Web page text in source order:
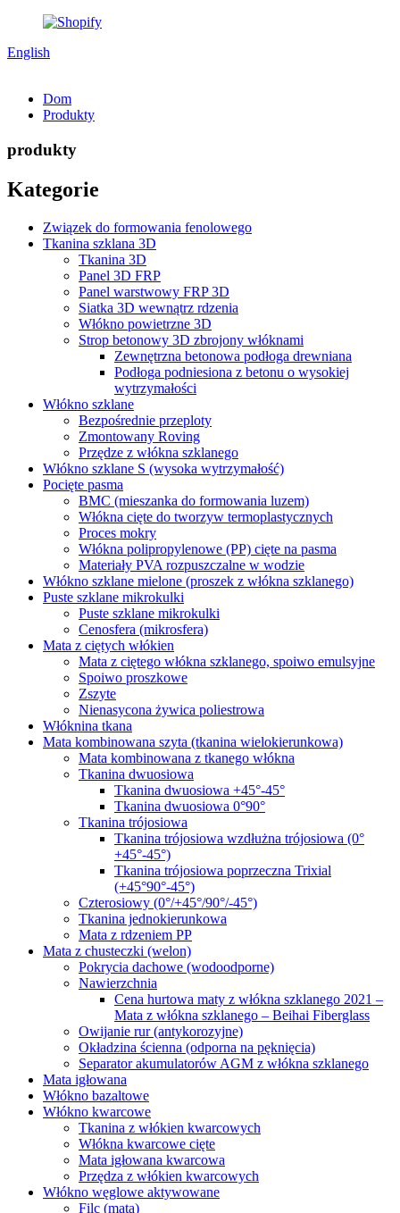
English
Dom
Produkty
produkty
Kategorie
Związek do formowania fenolowego
Tkanina szklana 3D
Tkanina 3D
Panel 3D FRP
Panel warstwowy FRP 3D
Siatka 3D wewnątrz rdzenia
Włókno powietrzne 3D
Strop betonowy 3D zbrojony włóknami
Zewnętrzna betonowa podłoga drewniana
Podłoga podniesiona z betonu o wysokiej
wytrzymałości
Włókno szklane
Bezpośrednie przeploty
Zmontowany Roving
Przędze z włókna szklanego
Włókno szklane S (wysoka wytrzymałość)
Pocięte pasma
BMC (mieszanka do formowania luzem)
Włókna cięte do tworzyw termoplastycznych
Proces mokry
Włókna polipropylenowe (PP) cięte na pasma
Materiały PVA rozpuszczalne w wodzie
Włókno szklane mielone (proszek z włókna szklanego)
Puste szklane mikrokulki
Puste szklane mikrokulki
Cenosfera (mikrosfera)
Mata z ciętych włókien
Mata z ciętego włókna szklanego, spoiwo emulsyjne
Spoiwo proszkowe
Zszyte
Nienasycona żywica poliestrowa
Włóknina tkana
Mata kombinowana szyta (tkanina wielokierunkowa)
Mata kombinowana z tkanego włókna
Tkanina dwuosiowa
Tkanina dwuosiowa +45°-45°
Tkanina dwuosiowa 0°90°
Tkanina trójosiowa
Tkanina trójosiowa wzdłużna trójosiowa (0°
+45°-45°)
Tkanina trójosiowa poprzeczna Trixial
(+45°90°-45°)
Czterosiowy (0°/+45°/90°/-45°)
Tkanina jednokierunkowa
Mata z rdzeniem PP
Mata z chusteczki (welon)
Pokrycia dachowe (wodoodporne)
Nawierzchnia
Cena hurtowa maty z włókna szklanego 2021 –
Mata z włókna szklanego – Beihai Fiberglass
Owijanie rur (antykorozyjne)
Okładzina ścienna (odporna na pęknięcia)
Separator akumulatorów AGM z włókna szklanego
Mata igłowana
Włókno bazaltowe
Włókno kwarcowe
Tkanina z włókien kwarcowych
Włókna kwarcowe cięte
Mata igłowana kwarcowa
Przędza z włókien kwarcowych
Włókno węglowe aktywowane
Filc (mata)